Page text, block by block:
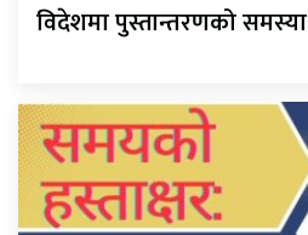
विदेशमा पुस्तान्तरणको समस्या